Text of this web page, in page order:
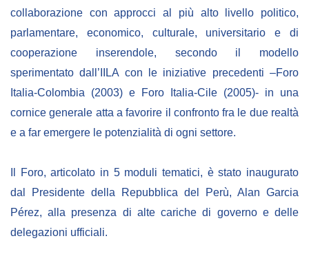
collaborazione con approcci al più alto livello politico,
parlamentare, economico, culturale, universitario e di
cooperazione inserendole, secondo il modello
sperimentato dall’IILA con le iniziative precedenti –Foro
Italia-Colombia (2003) e Foro Italia-Cile (2005)- in una
cornice generale atta a favorire il confronto fra le due realtà
e a far emergere le potenzialità di ogni settore.
Il Foro, articolato in 5 moduli tematici, è stato inaugurato
dal Presidente della Repubblica del Perù, Alan Garcia
Pérez, alla presenza di alte cariche di governo e delle
delegazioni ufficiali.